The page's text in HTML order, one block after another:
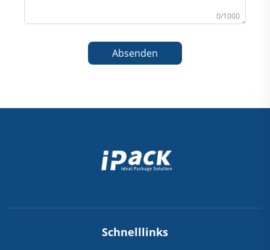
0/1000
Absenden
Schnelllinks